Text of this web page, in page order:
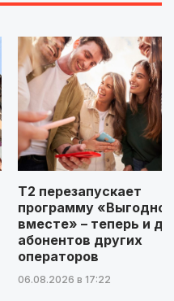
Т2 перезапускает
программу «Выгодно
вместе» – теперь и
абонентов других
операторов
06.08.2026 в 17:22